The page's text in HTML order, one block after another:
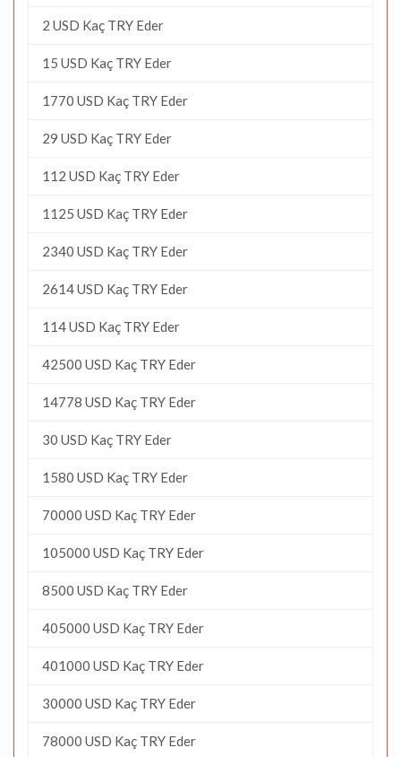
2 USD Kaç TRY Eder
15 USD Kaç TRY Eder
1770 USD Kaç TRY Eder
29 USD Kaç TRY Eder
112 USD Kaç TRY Eder
1125 USD Kaç TRY Eder
2340 USD Kaç TRY Eder
2614 USD Kaç TRY Eder
114 USD Kaç TRY Eder
42500 USD Kaç TRY Eder
14778 USD Kaç TRY Eder
30 USD Kaç TRY Eder
1580 USD Kaç TRY Eder
70000 USD Kaç TRY Eder
105000 USD Kaç TRY Eder
8500 USD Kaç TRY Eder
405000 USD Kaç TRY Eder
401000 USD Kaç TRY Eder
30000 USD Kaç TRY Eder
78000 USD Kaç TRY Eder